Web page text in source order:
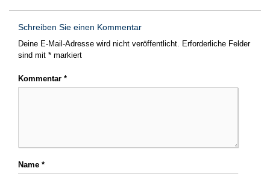
Schreiben Sie einen Kommentar
Deine E-Mail-Adresse wird nicht veröffentlicht. Erforderliche Felder
sind mit * markiert
Kommentar *
Name *